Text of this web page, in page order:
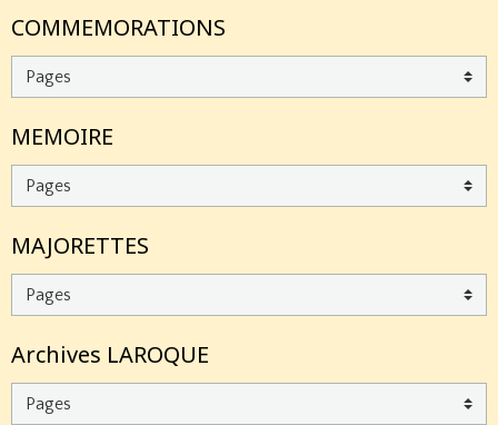
COMMEMORATIONS
MEMOIRE
MAJORETTES
Archives LAROQUE